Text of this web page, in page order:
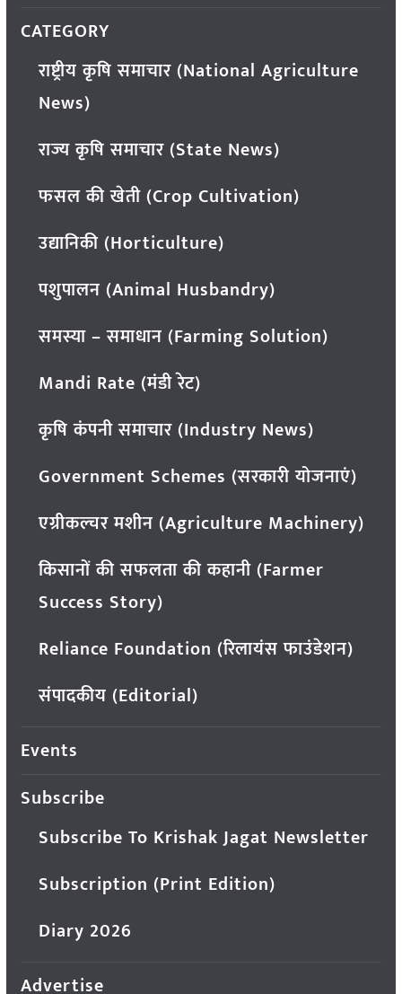
CATEGORY
राष्ट्रीय कृषि समाचार (National Agriculture
News)
राज्य कृषि समाचार (State News)
फसल की खेती (Crop Cultivation)
उद्यानिकी (Horticulture)
पशुपालन (Animal Husbandry)
समस्या – समाधान (Farming Solution)
Mandi Rate (मंडी रेट)
कृषि कंपनी समाचार (Industry News)
Government Schemes (सरकारी योजनाएं)
एग्रीकल्चर मशीन (Agriculture Machinery)
किसानों की सफलता की कहानी (Farmer
Success Story)
Reliance Foundation (रिलायंस फाउंडेशन)
संपादकीय (Editorial)
Events
Subscribe
Subscribe To Krishak Jagat Newsletter
Subscription (Print Edition)
Diary 2026
Advertise